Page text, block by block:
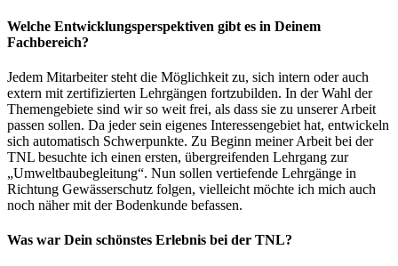
Welche Entwicklungsperspektiven gibt es in Deinem
Fachbereich?
Jedem Mitarbeiter steht die Möglichkeit zu, sich intern oder auch
extern mit zertifizierten Lehrgängen fortzubilden. In der Wahl der
Themengebiete sind wir so weit frei, als dass sie zu unserer Arbeit
passen sollen. Da jeder sein eigenes Interessengebiet hat, entwickeln
sich automatisch Schwerpunkte. Zu Beginn meiner Arbeit bei der
TNL besuchte ich einen ersten, übergreifenden Lehrgang zur
„Umweltbaubegleitung“. Nun sollen vertiefende Lehrgänge in
Richtung Gewässerschutz folgen, vielleicht möchte ich mich auch
noch näher mit der Bodenkunde befassen.
Was war Dein schönstes Erlebnis bei der TNL?